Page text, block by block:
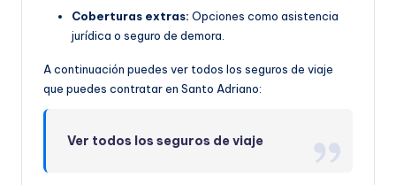
Coberturas extras: Opciones como asistencia
jurídica o seguro de demora.
A continuación puedes ver todos los seguros de viaje
que puedes contratar en Santo Adriano:
Ver todos los seguros de viaje